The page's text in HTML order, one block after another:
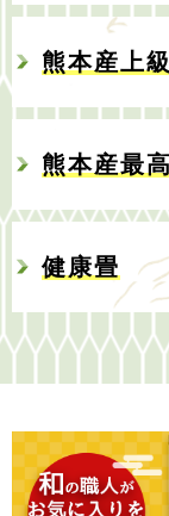
熊本産上
熊本産最
健康畳